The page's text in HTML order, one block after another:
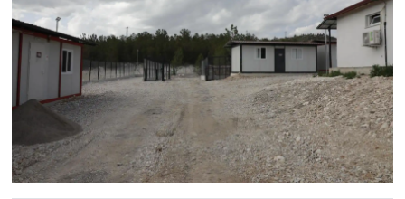
Tavşanlı
Teknoloji
Türkiye
Video Galeri